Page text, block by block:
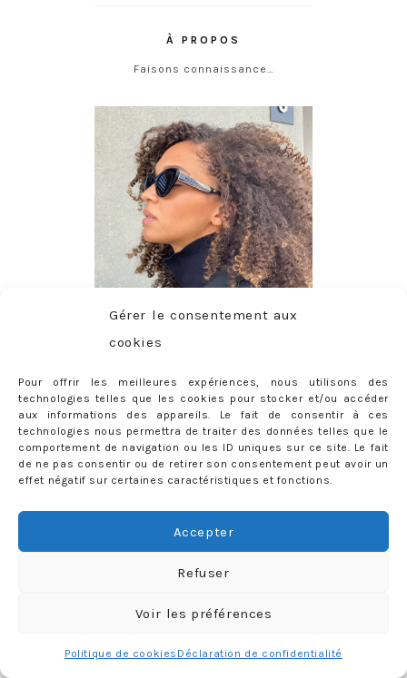
Gérer le consentement aux
cookies
Pour offrir les meilleures expériences, nous utilisons des
technologies telles que les cookies pour stocker et/ou accéder
aux informations des appareils. Le fait de consentir à ces
technologies nous permettra de traiter des données telles que le
comportement de navigation ou les ID uniques sur ce site. Le fait
de ne pas consentir ou de retirer son consentement peut avoir un
effet négatif sur certaines caractéristiques et fonctions.
Accepter
Refuser
Voir les préférences
Politique de cookies Déclaration de confidentialité
À PROPOS
Faisons connaissance…
CONTACT
priscilla@mercredie.com
mercredie